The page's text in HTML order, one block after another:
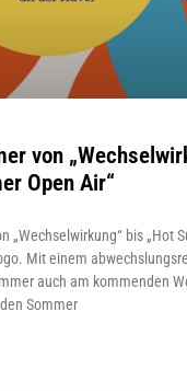
von
Open Air“
„Wechselwirkung“ bis „Hot
Mit einem
auch am kommenden
Sommer